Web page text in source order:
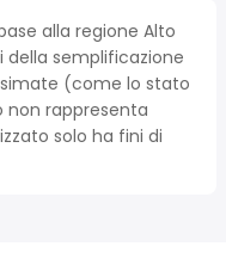
alla regione Alto
della semplificazione
(come lo stato
rappresenta
solo ha fini di